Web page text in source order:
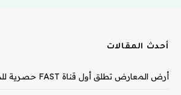
أحدث المقالات
أرض المعارض تطلق أول قناة FAST حصرية للذكاء الاصطناعي